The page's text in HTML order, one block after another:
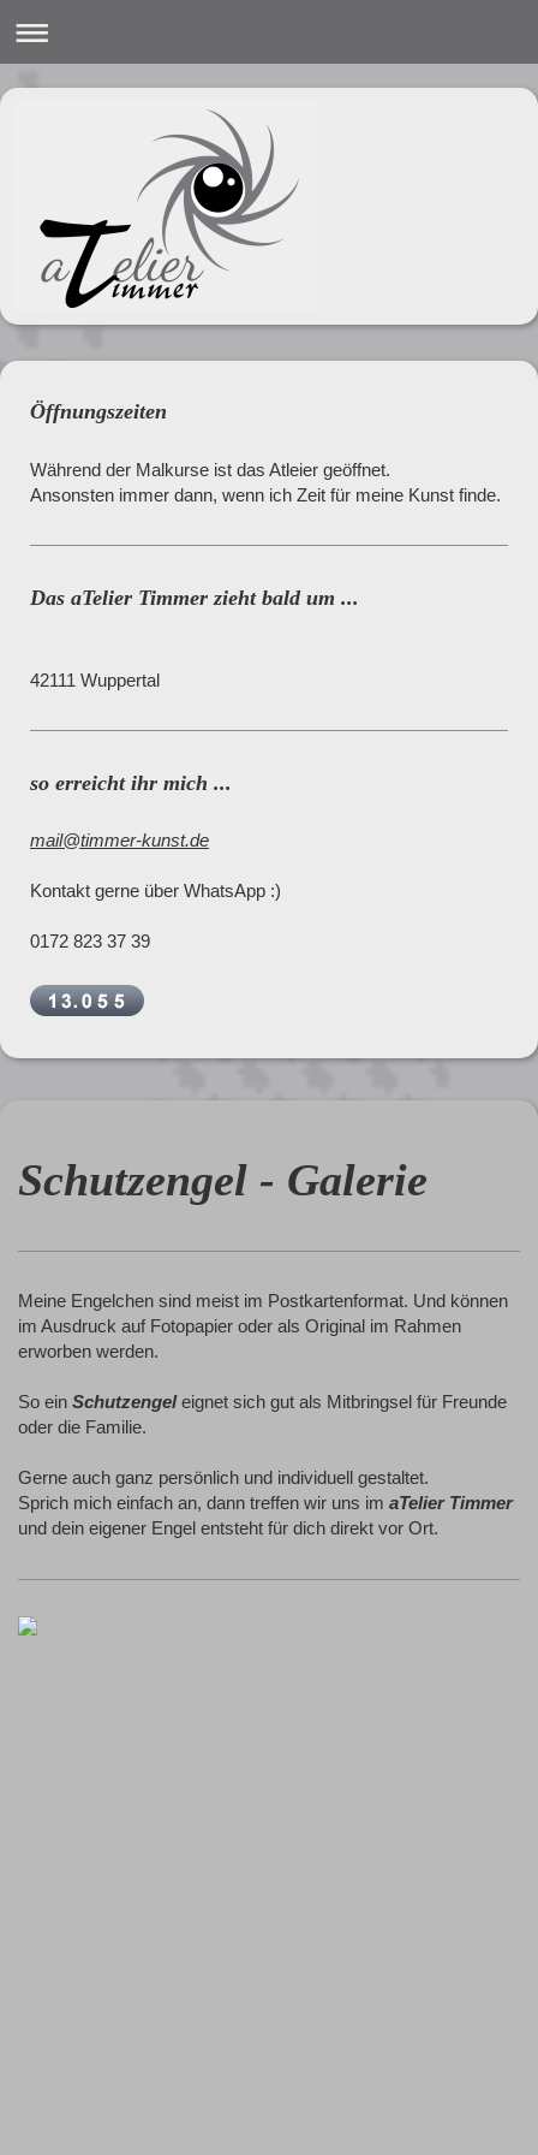
Öffnungszeiten
Während der Malkurse ist das Atleier geöffnet.
Ansonsten immer dann, wenn ich Zeit für meine Kunst finde.
Das aTelier Timmer zieht bald um ...
42111 Wuppertal
so erreicht ihr mich ...
mail@timmer-kunst.de
Kontakt gerne über WhatsApp :)
0172 823 37 39
Schutzengel - Galerie
Meine Engelchen sind meist im Postkartenformat. Und können
im Ausdruck auf Fotopapier oder als Original im Rahmen
erworben werden.
So ein Schutzengeleignet sich gut als Mitbringsel für Freunde
oder die Familie.
Gerne auch ganz persönlich und individuell gestaltet.
Sprich mich einfach an, dann treffen wir uns im aTelier Timmer
und dein eigener Engel entsteht für dich direkt vor Ort.